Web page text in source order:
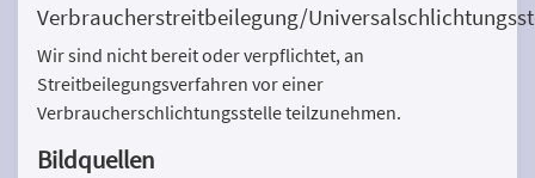
Verbraucherstreitbeilegung/
Wir sind nicht bereit oder verpflichtet, an
Streitbeilegungsverfahren vor einer
Verbraucherschlichtungsstelle teilzunehmen.
Bildquellen